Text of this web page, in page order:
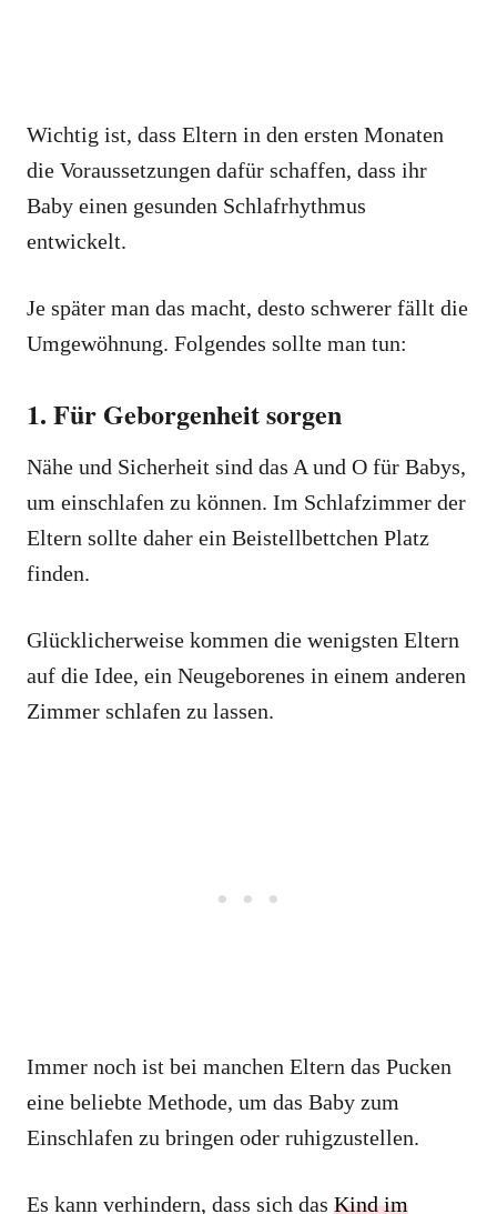
Wichtig ist, dass Eltern in den ersten Monaten
die Voraussetzungen dafür schaffen, dass ihr
Baby einen gesunden Schlafrhythmus
entwickelt.
Je später man das macht, desto schwerer fällt die
Umgewöhnung. Folgendes sollte man tun:
1. Für Geborgenheit sorgen
Nähe und Sicherheit sind das A und O für Babys,
um einschlafen zu können. Im Schlafzimmer der
Eltern sollte daher ein Beistellbettchen Platz
finden.
Glücklicherweise kommen die wenigsten Eltern
auf die Idee, ein Neugeborenes in einem anderen
Zimmer schlafen zu lassen.
Immer noch ist bei manchen Eltern das Pucken
eine beliebte Methode, um das Baby zum
Einschlafen zu bringen oder ruhigzustellen.
Es kann verhindern, dass sich das Kind im